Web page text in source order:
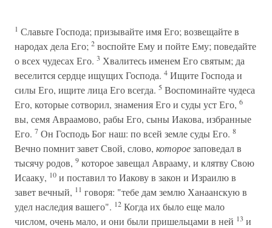
1 Славьте Господа; призывайте имя Его; возвещайте в
народах дела Его; 2 воспойте Ему и пойте Ему; поведайте
о всех чудесах Его. 3 Хвалитесь именем Его святым; да
веселится сердце ищущих Господа. 4 Ищите Господа и
силы Его, ищите лица Его всегда. 5 Воспоминайте чудеса
Его, которые сотворил, знамения Его и суды уст Его, 6
вы, семя Авраамово, рабы Его, сыны Иакова, избранные
Его. 7 Он Господь Бог наш: по всей земле суды Его. 8
Вечно помнит завет Свой, слово, котороезаповедал в
тысячу родов, 9 которое завещал Аврааму, и клятву Свою
Исааку, 10 и поставил то Иакову в закон и Израилю в
завет вечный, 11 говоря: "тебе дам землю Ханаанскую в
удел наследия вашего". 12 Когда их было еще мало
числом, очень мало, и они были пришельцами в ней 13 и